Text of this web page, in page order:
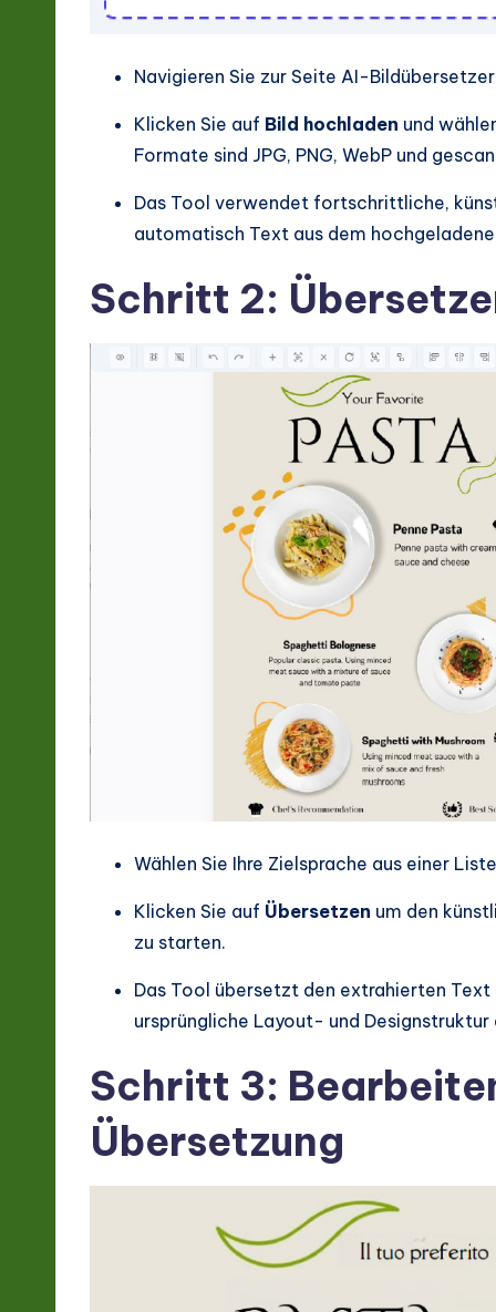
Navigieren Sie zur Seite AI-
Klicken Sie auf Bild hochladen und
Formate sind JPG, PNG, WebP und
Das Tool verwendet fortschrittliche,
automatisch Text aus dem
Schritt 2:
Wählen Sie Ihre Zielsprache aus einer
Klicken Sie auf Übersetzen um den
zu starten.
Das Tool übersetzt den extrahierten
ursprüngliche Layout- und Designstruktur
Schritt 3:
Übersetzung